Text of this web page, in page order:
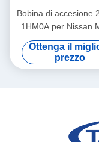
Bobina di accesione
1HM0A per Nissan
K13 N17 soleggiato
B17 Tiida C12
Ottenga il
prezzo